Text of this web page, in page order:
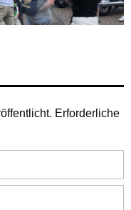
Erforderliche